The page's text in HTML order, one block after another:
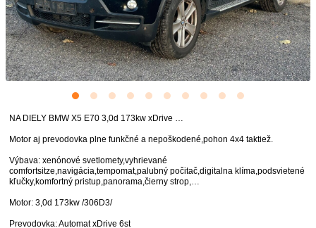
NA DIELY BMW X5 E70 3,0d 173kw xDrive …
Motor aj prevodovka plne funkčné a nepoškodené,pohon 4x4 taktiež.
Výbava: xenónové svetlomety,vyhrievané
comfortsitze,navigácia,tempomat,palubný počitač,digitalna klíma,podsvietené
kľučky,komfortný pristup,panorama,čierny strop,…
Motor: 3,0d 173kw /306D3/
Prevodovka: Automat xDrive 6st